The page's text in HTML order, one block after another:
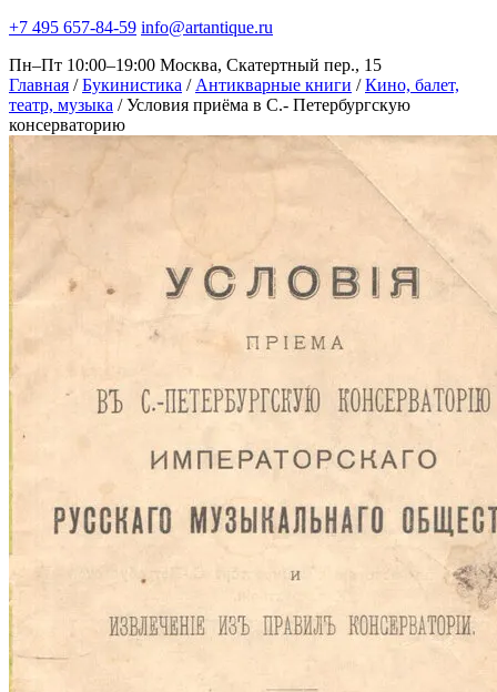
+7 495 657-84-59 info@artantique.ru
Пн–Пт 10:00–19:00 Москва, Скатертный пер., 15
Главная / Букинистика / Антикварные книги / Кино, балет,
театр, музыка / Условия приёма в С.- Петербургскую
консерваторию